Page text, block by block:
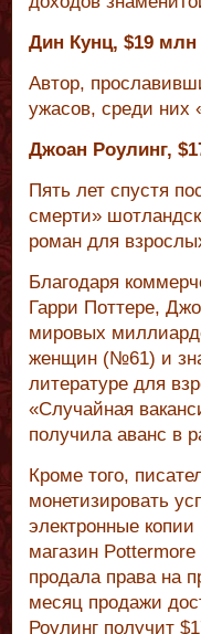
Дин Кунц, $19 млн
Автор,
ужасов, среди них
Джоан Роулинг,
Пять лет спустя
смерти»
роман для
Благодаря
Гарри Поттере,
мировых
женщин (№61) и
литературе для
«Случайная
получила аванс в
Кроме того,
монетизировать
электронные
магазин
продала права на
месяц продажи
Роулинг получит